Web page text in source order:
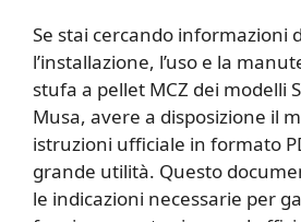
Se stai cercando informazioni
l’installazione, l’uso e la
stufa a pellet MCZ dei modelli
Musa, avere a disposizione il
istruzioni ufficiale in formato
grande utilità. Questo
le indicazioni necessarie per